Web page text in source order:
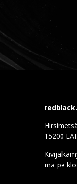
15200
ma-pe